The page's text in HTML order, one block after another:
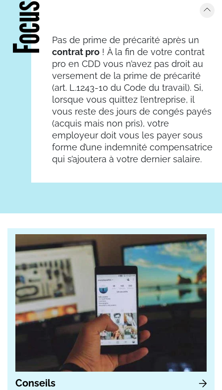
Focus
Pas de prime de précarité après un
contrat pro ! À la fin de votre contrat
pro en CDD vous n’avez pas droit au
versement de la prime de précarité
(art. L.1243-10 du Code du travail). Si,
lorsque vous quittez l’entreprise, il
vous reste des jours de congés payés
(acquis mais non pris), votre
employeur doit vous les payer sous
forme d’une indemnité compensatrice
qui s’ajoutera à votre dernier salaire.
Conseils